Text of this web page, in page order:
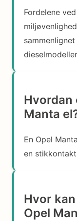
Fordelene
Hvordan
Manta
En Opel
en
Hvor
Opel